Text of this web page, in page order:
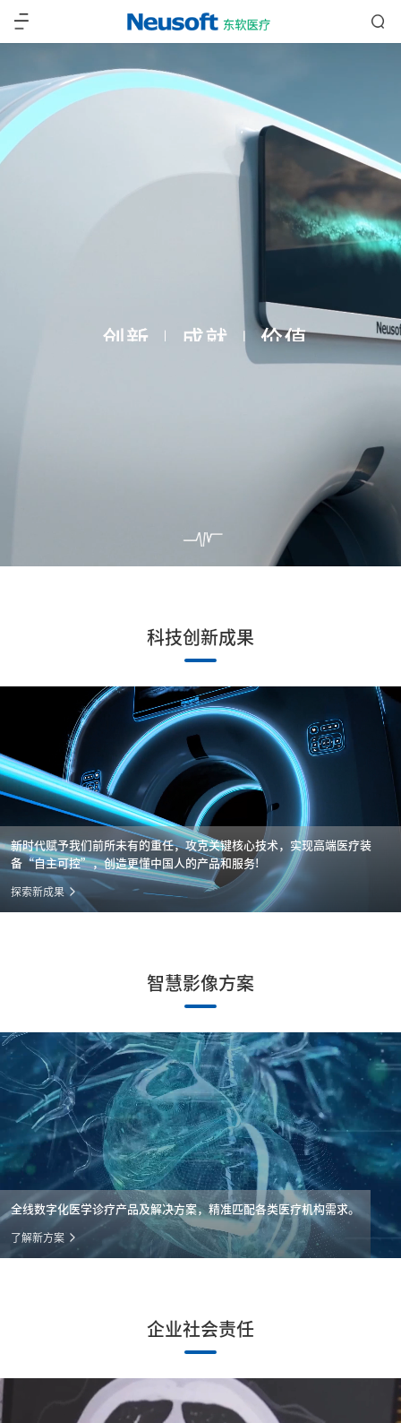
科技创新成果
新时代赋予我们前所未有的重任，攻克关键核心技术，实现高端医疗装
备“自主可控”，创造更懂中国人的产品和服务!
探索新成果
智慧影像方案
全线数字化医学诊疗产品及解决方案，精准匹配各类医疗机构需求。
了解新方案
企业社会责任